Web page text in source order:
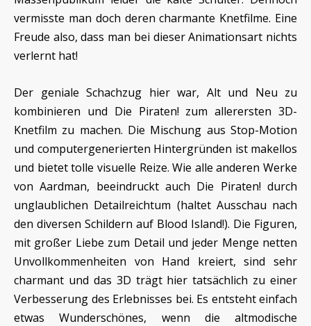
vermisste man doch deren charmante Knetfilme. Eine
Freude also, dass man bei dieser Animationsart nichts
verlernt hat!
Der geniale Schachzug hier war, Alt und Neu zu
kombinieren und Die Piraten! zum allerersten 3D-
Knetfilm zu machen. Die Mischung aus Stop-Motion
und computergenerierten Hintergründen ist makellos
und bietet tolle visuelle Reize. Wie alle anderen Werke
von Aardman, beeindruckt auch Die Piraten! durch
unglaublichen Detailreichtum (haltet Ausschau nach
den diversen Schildern auf Blood Island!). Die Figuren,
mit großer Liebe zum Detail und jeder Menge netten
Unvollkommenheiten von Hand kreiert, sind sehr
charmant und das 3D trägt hier tatsächlich zu einer
Verbesserung des Erlebnisses bei. Es entsteht einfach
etwas Wunderschönes, wenn die altmodische